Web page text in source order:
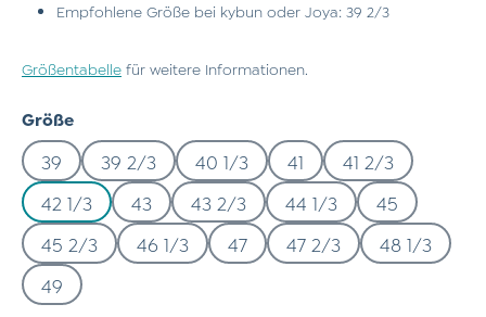
Empfohlene Größe bei kybun oder Joya: 39 2/3
Größentabelle für weitere Informationen.
Größeauswählen
39 39 2/3 40 1/3 41
41 2/3
42 1/3
43 43 2/3 44 1/3
45
45 2/3
46 1/3 47 47 2/3
48 1/3
49